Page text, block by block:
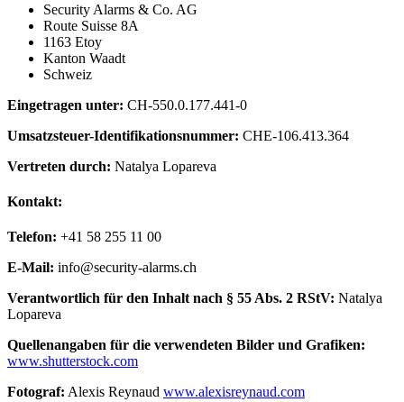
Security Alarms & Co. AG
Route Suisse 8A
1163 Etoy
Kanton Waadt
Schweiz
Eingetragen unter: CH-550.0.177.441-0
Umsatzsteuer-Identifikationsnummer: CHE-106.413.364
Vertreten durch: Natalya Lopareva
Kontakt:
Telefon: +41 58 255 11 00
E-Mail: info@security-alarms.ch
Verantwortlich für den Inhalt nach § 55 Abs. 2 RStV: Natalya
Lopareva
Quellenangaben für die verwendeten Bilder und Grafiken:
www.shutterstock.com
Fotograf: Alexis Reynaud www.alexisreynaud.com